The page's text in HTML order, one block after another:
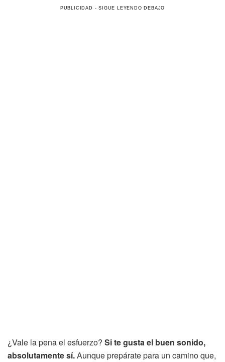
¿Vale la pena el esfuerzo? Si te gusta el buen sonido,
absolutamente sí.Aunque prepárate para un camino que,